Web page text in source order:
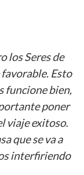
los Seres de
Esto
funcione bien,
poner
viaje exitoso.
que se va a
interfiriendo